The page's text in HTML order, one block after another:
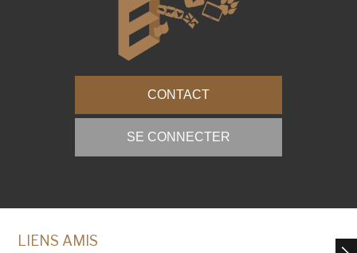
CONTACT
SE CONNECTER
LIENS AMIS